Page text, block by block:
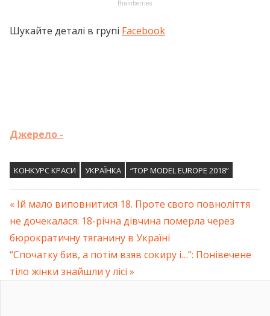
Шукайте деталі в групі Facebook
Джерело -
КОНКУРС КРАСИ УКРАЇНКА “TOP MODEL EUROPE 2018”
Навігація
записів
Previous
Post:
Їй мало виповнитися 18. Проте свого повноліття
не дочекалася: 18-річна дівчина помepла через
бюрократичну тяганину в Україні
Next
Post:
“Спочатку бив, а потім взяв сокиру і…”: Понівечене
тіло жінки знайшли у лісі